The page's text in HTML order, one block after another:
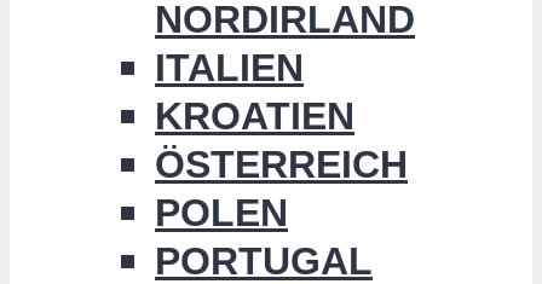
NORDIRLAND
ITALIEN
KROATIEN
ÖSTERREICH
POLEN
PORTUGAL